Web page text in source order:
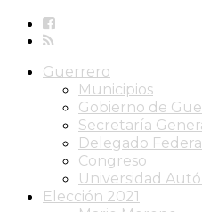
Guerrero
Municipios
Gobierno de
Secretaría
Delegado Federal
Congreso
Universidad
Elección 2021